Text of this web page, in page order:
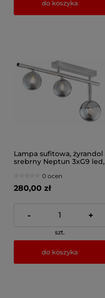
do koszyka
Lampa sufitowa, żyrandol
srebrny Neptun 3xG9 led,
0 ocen
280,00 zł
- +
szt.
do koszyka